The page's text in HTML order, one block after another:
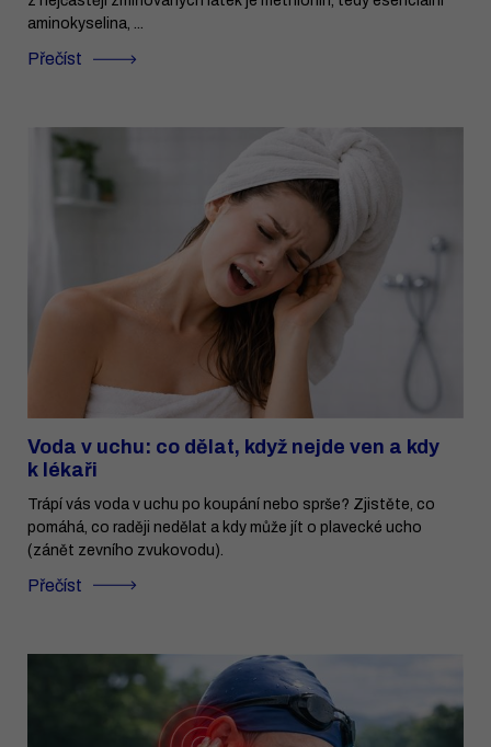
aminokyselina, ...
Přečíst
Voda v uchu: co dělat, když nejde ven a kdy
k lékaři
Trápí vás voda v uchu po koupání nebo sprše? Zjistěte, co
pomáhá, co raději nedělat a kdy může jít o plavecké ucho
(zánět zevního zvukovodu).
Přečíst